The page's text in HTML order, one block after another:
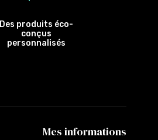
Des produits éco-
conçus
personnalisés
Mes informations